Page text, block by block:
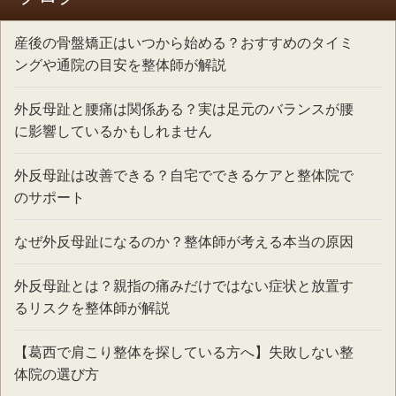
産後の骨盤矯正はいつから始める？おすすめのタイミ
ングや通院の目安を整体師が解説
外反母趾と腰痛は関係ある？実は足元のバランスが腰
に影響しているかもしれません
外反母趾は改善できる？自宅でできるケアと整体院で
のサポート
なぜ外反母趾になるのか？整体師が考える本当の原因
外反母趾とは？親指の痛みだけではない症状と放置す
るリスクを整体師が解説
【葛西で肩こり整体を探している方へ】失敗しない整
体院の選び方